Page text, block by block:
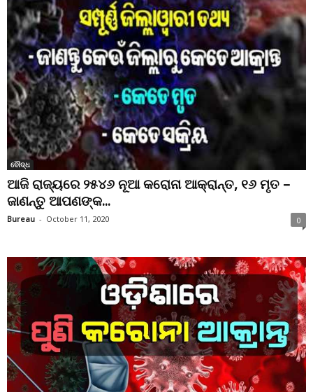
ବୌଦ୍ଧ
ଆଜି ରାଜ୍ୟରେ ୨୫୪୬ ନୂଆ କରୋନା ଆକ୍ରାନ୍ତ, ୧୬ ମୃତ –
ଜାଣନ୍ତୁ ଆପଣଙ୍କ...
Bureau - October 11, 2020 0